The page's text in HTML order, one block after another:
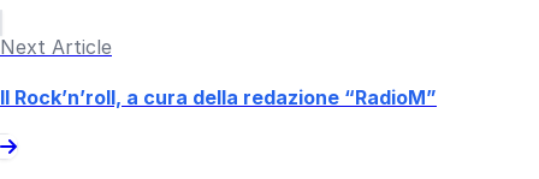
Next Article
Il Rock’n’roll, a cura della redazione “RadioM”